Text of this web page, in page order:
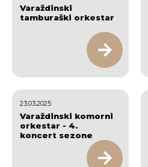
Varaždinski
tamburaški orkestar
Varaždinski komorni
orkestar - 4.
koncert sezone
23.03.2025